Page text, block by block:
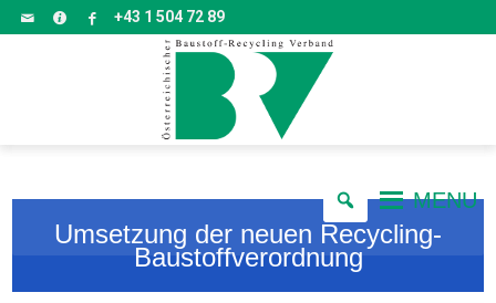
+43 1 504 72 89
MENU
Umsetzung der neuen Recycling-
Baustoffverordnung